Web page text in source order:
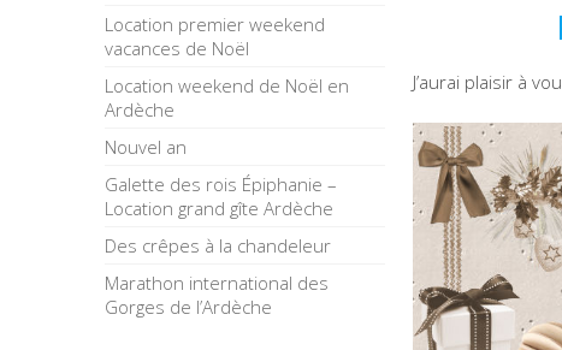
J’aurai plaisir à
Location premier weekend
vacances de Noël
Location weekend de Noël en
Ardèche
Nouvel an
Galette des rois Épiphanie –
Location grand gîte Ardèche
Des crêpes à la chandeleur
Marathon international des
Gorges de l’Ardèche